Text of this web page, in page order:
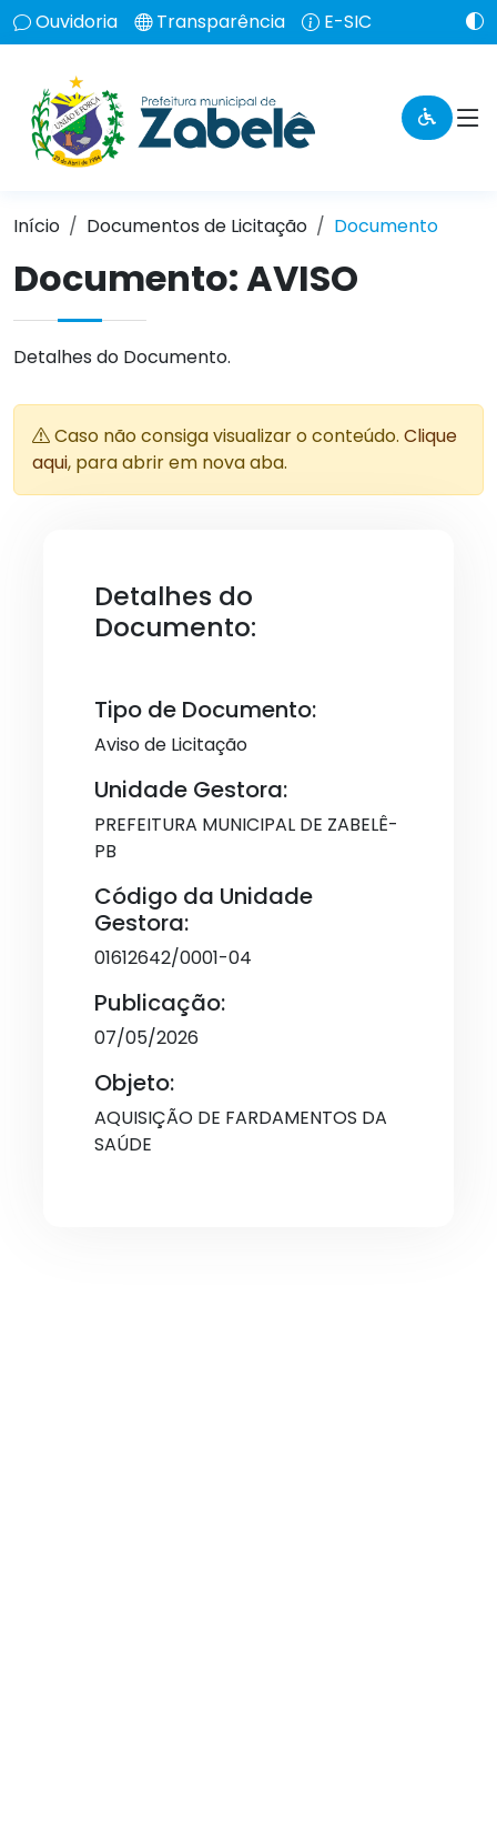
Ouvidoria Transparência E-SIC
Início Documentos de Licitação Documento
Documento: AVISO
Detalhes do Documento.
Caso não consiga visualizar o conteúdo. Clique
aqui, para abrir em nova aba.
Detalhes do
Documento:
Tipo de Documento:
Aviso de Licitação
Unidade Gestora:
PREFEITURA MUNICIPAL DE ZABELÊ-
PB
Código da Unidade
Gestora:
01612642/0001-04
Publicação:
07/05/2026
Objeto:
AQUISIÇÃO DE FARDAMENTOS DA
SAÚDE